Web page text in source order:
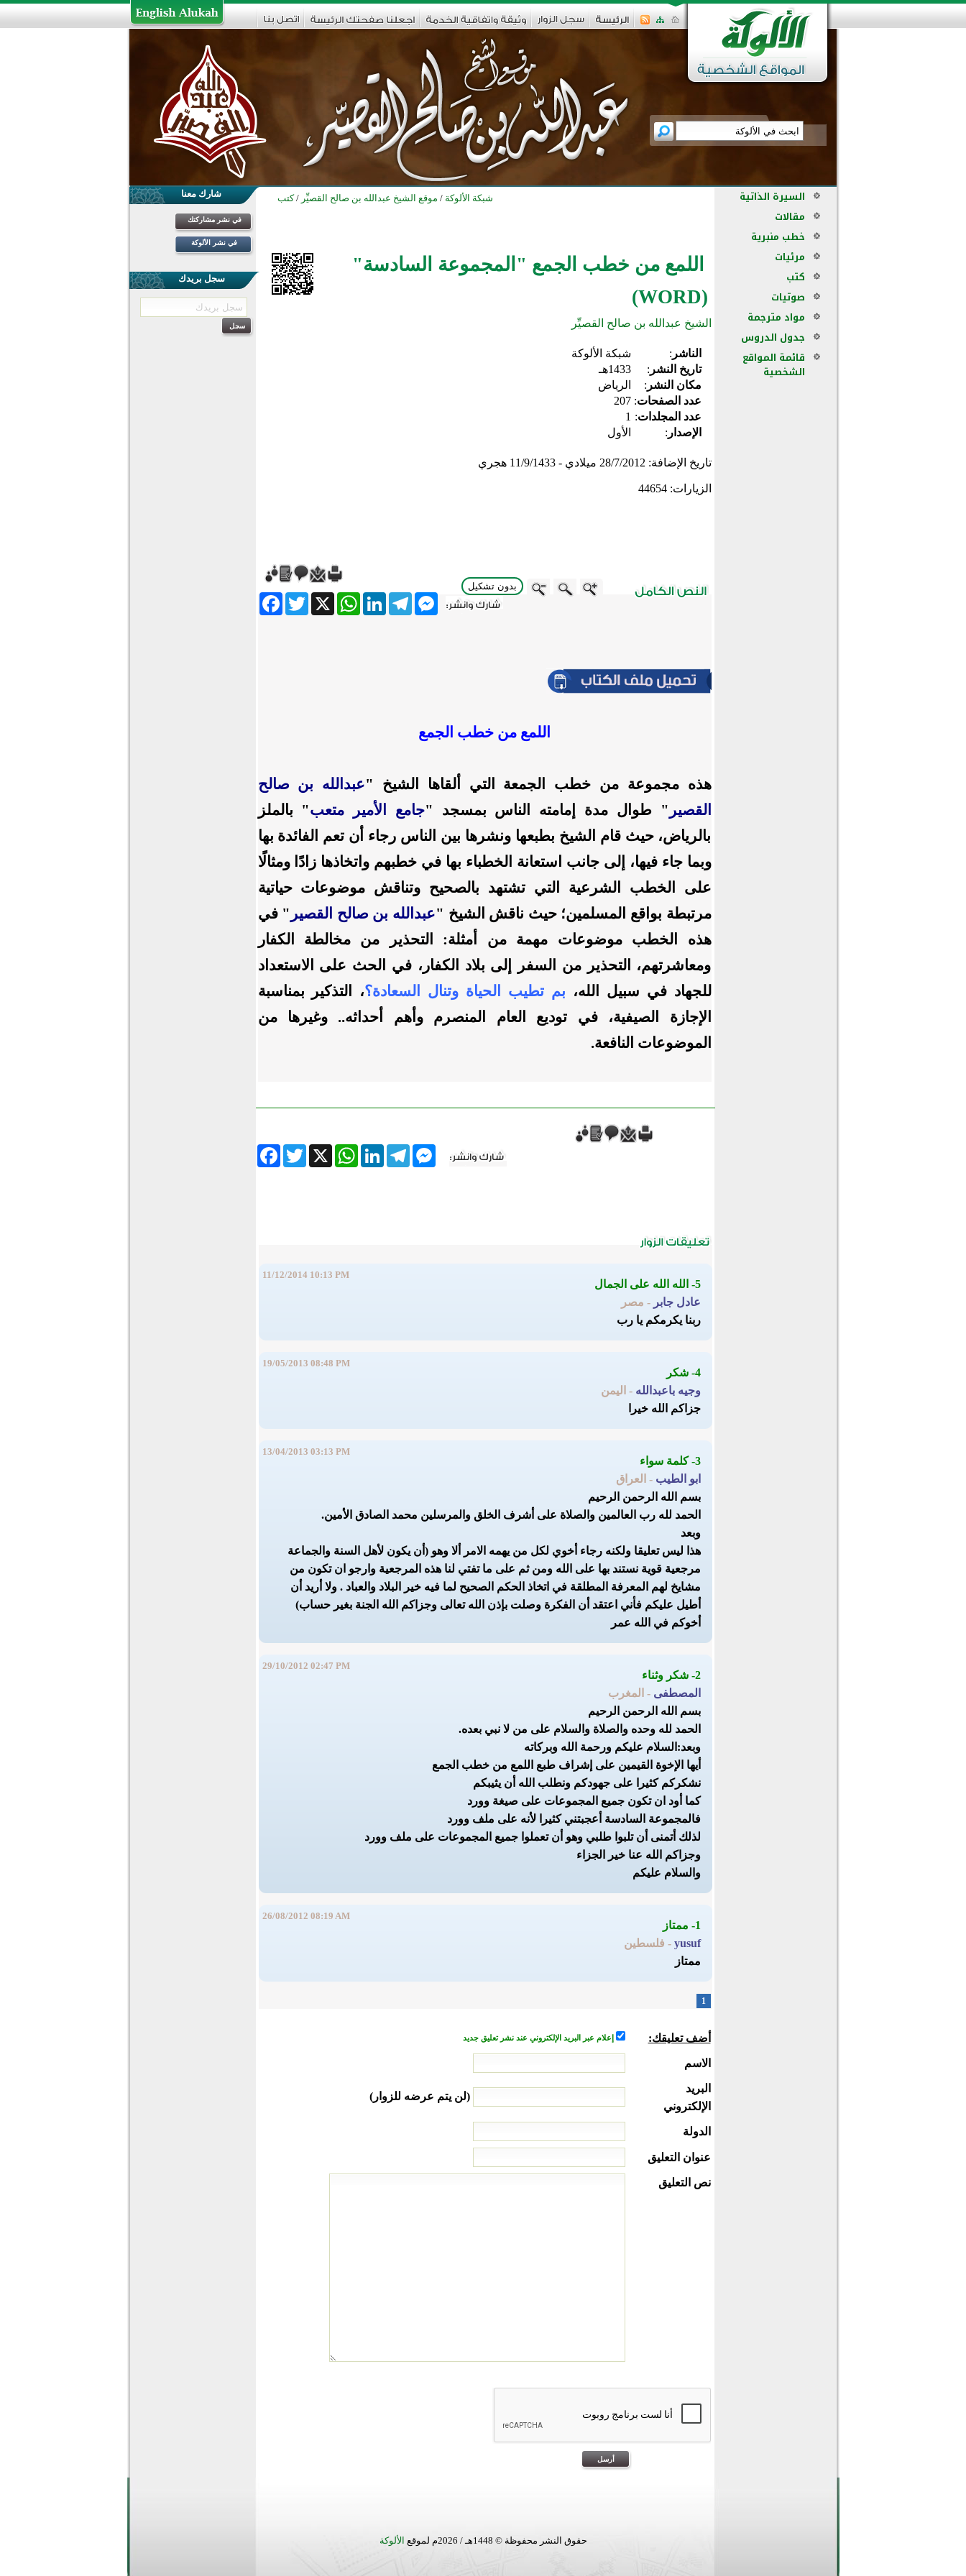
شبكة الألوكة / موقع الشيخ عبدالله بن صالح القصيِّر / كتب
اللمع من خطب الجمع "المجموعة السادسة"
(WORD)
الشيخ عبدالله بن صالح القصيِّر
الناشر :
شبكة الألوكة
تاريخ النشر :
1433هـ
مكان النشر :
الرياض
عدد الصفحات:
207
عدد المجلدات:
1
الإصدار : الأول
تاريخ الإضافة: 28/7/2012 ميلادي - 11/9/1433 هجري
الزيارات:44654
بدون تشكيل
FacebookTwitter X
WhatsAppLinkedInTelegram
Messenger
اللمع من خطب الجمع
هذه مجموعة من خطب الجمعة التي ألقاها الشيخ "عبدالله بن صالح
القصير " طوال مدة إمامته الناس بمسجد "جامع الأمير متعب" بالملز
بالرياض، حيث قام الشيخ بطبعها ونشرها بين الناس رجاء أن تعم الفائدة بها
وبما جاء فيها، إلى جانب استعانة الخطباء بها في خطبهم واتخاذها زادًا ومثالًا
على الخطب الشرعية التي تشتهد بالصحيح وتناقش موضوعات حياتية
مرتبطة بواقع المسلمين؛ حيث ناقش الشيخ "عبدالله بن صالح القصير " في
هذه الخطب موضوعات مهمة من أمثلة: التحذير من مخالطة الكفار
ومعاشرتهم، التحذير من السفر إلى بلاد الكفار، في الحث على الاستعداد
للجهاد في سبيل الله، بم تطيب الحياة وتنال السعادة؟، التذكير بمناسبة
الإجازة الصيفية، في توديع العام المنصرم وأهم أحداثه.. وغيرها من
الموضوعات النافعة.
FacebookTwitter X
WhatsAppLinkedInTelegram
Messenger
5- الله الله على الجمال
عادل جابر - مصر
11/12/2014 10:13 PM
ربنا يكرمكم يا رب
4- شكر
وجيه باعبدالله - اليمن
19/05/2013 08:48 PM
جزاكم الله خيرا
3- كلمة سواء
ابو الطيب - العراق
13/04/2013 03:13 PM
بسم الله الرحمن الرحيم
الحمد لله رب العالمين والصلاة على أشرف الخلق والمرسلين محمد الصادق الأمين.
وبعد
هذا ليس تعليقا ولكنه رجاء أخوي لكل من يهمه الامر ألا وهو (أن يكون لأهل السنة والجماعة
مرجعية قوية نستند بها على الله ومن ثم على ما تفتي لنا هذه المرجعية وارجو ان تكون من
مشايخ لهم المعرفة المطلقة في اتخاذ الحكم الصحيح لما فيه خير البلاد والعباد . ولا أريد أن
أطيل عليكم فأني اعتقد أن الفكرة وصلت بإذن الله تعالى وجزاكم الله الجنة بغير حساب)
أخوكم في الله عمر
2- شكر وثناء
المصطفى - المغرب
29/10/2012 02:47 PM
بسم الله الرحمن الرحيم
الحمد لله وحده والصلاة والسلام على من لا نبي بعده.
وبعد:السلام عليكم ورحمة الله وبركاته
أيها الإخوة القيمين على إشراف طبع اللمع من خطب الجمع
نشكركم كثيرا على جهودكم ونطلب الله أن يثيبكم
كما أود ان تكون جميع المجموعات على صيغة وورد
فالمجموعة السادسة أعجبتني كثيرا لأنه على ملف وورد
لذلك أتمنى أن تلبوا طلبي وهو أن تعملوا جميع المجموعات على ملف وورد
وجزاكم الله عنا خير الجزاء
والسلام عليكم
1- ممتاز
yusuf - فلسطين
26/08/2012 08:19 AM
ممتاز
1
أضف تعليقك: إعلام عبر البريد الإلكتروني عند نشر تعليق جديد
الاسم
البريد
الإلكتروني
(لن يتم عرضه للزوار)
الدولة
عنوان التعليق
نص التعليق
شارك معنا
في نشر مشاركتك
في نشر الألوكة
سجل بريدك
السيرة الذاتية
مقالات
خطب منبرية
مرئيات
كتب
صوتيات
مواد مترجمة
جدول الدروس
قائمة المواقع
الشخصية
حقوق النشر محفوظة © 1448هـ / 2026م لموقع الألوكة